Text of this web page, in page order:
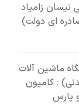
000 تومانی نیسان زامیاد
مدل : 1385 (مصادره ای دولت)
مزایده 9 دستگاه ماشین آلات
: کامیون
پارس